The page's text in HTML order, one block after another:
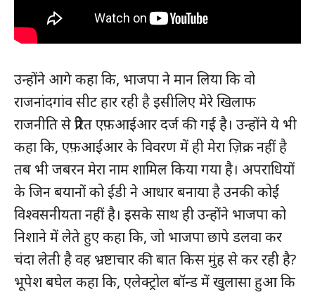
उन्होंने आगे कहा कि, भाजपा ने मान लिया कि वो
राजनांदगांव सीट हार रही है इसीलिए मेरे खिलाफ
राजनीति से प्रेरित एफ़आईआर दर्ज की गई है। उन्होंने ये भी
कहा कि, एफ़आईआर के विवरण में ही मेरा ज़िक्र नहीं है
तब भी जबरन मेरा नाम शामिल किया गया है। अपराधियों
के जिन बयानों को ईडी ने आधार बनाया है उनकी कोई
विश्वसनीयता नहीं है। इसके साथ ही उन्होंने भाजपा को
निशाने में लेते हुए कहा कि, जो भाजपा छापे डलवा कर
चंदा लेती है वह भ्रष्टाचार की बात किस मुंह से कर रही है?
भूपेश बघेल कहा कि, एलेक्ट्रोल बॉन्ड में खुलासा हुआ कि